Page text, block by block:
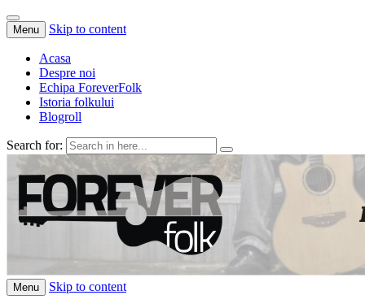
Menu Skip to content
Acasa
Despre noi
Echipa ForeverFolk
Istoria folkului
Blogroll
Search for:
ForeverFolk
Muzica sufletului tau
Menu Skip to content